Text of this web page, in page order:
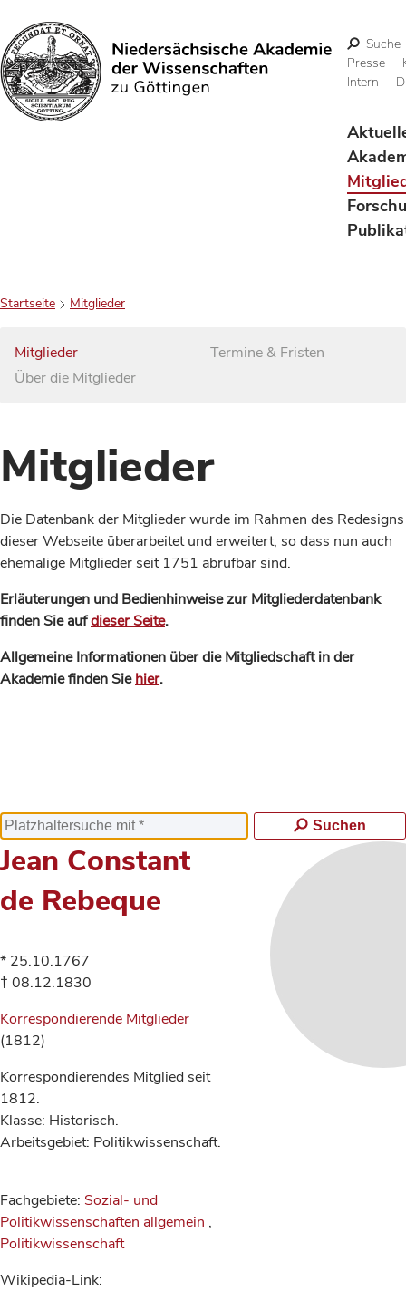
Suchen
Suche
Presse
Intern
Startseite Mitglieder
Mitglieder
Über die Mitglieder
Termine & Fristen
Mitglieder
Die Datenbank der Mitglieder wurde im Rahmen des Redesigns
dieser Webseite überarbeitet und erweitert, so dass nun auch
ehemalige Mitglieder seit 1751 abrufbar sind.
Erläuterungen und Bedienhinweise zur Mitgliederdatenbank
finden Sie aufdieser Seite.
Allgemeine Informationen über die Mitgliedschaft in der
Akademie finden Siehier.
Suchen
Jean Constant
de Rebeque
* 25.10.1767
† 08.12.1830
Korrespondierende Mitglieder
(1812)
Korrespondierendes Mitglied seit
1812.
Klasse: Historisch.
Arbeitsgebiet: Politikwissenschaft.
Fachgebiete: Sozial- und
Politikwissenschaften allgemein ,
Politikwissenschaft
Wikipedia-Link: